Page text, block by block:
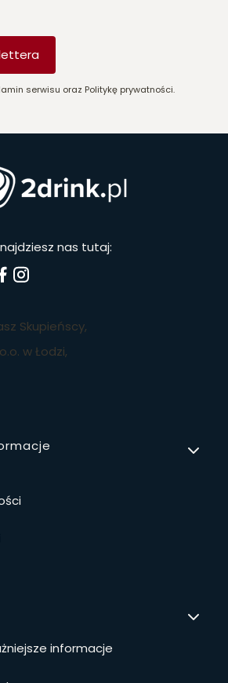
serwisu oraz Politykę prywatności.
nas tutaj:
Skupieńscy,
w Łodzi,
informacje